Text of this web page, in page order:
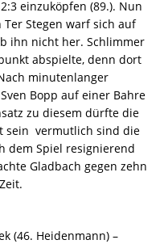
einzuköpfen (89.). Nun
Stegen warf sich auf
ihn nicht her. Schlimmer
abspielte, denn dort
minutenlanger
Bopp auf einer Bahre
zu diesem dürfte die
 vermutlich sind die
dem Spiel resignierend
Gladbach gegen zehn
(46. Heidenmann) –